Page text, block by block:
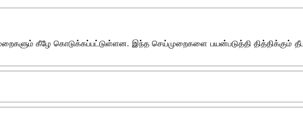
கீழே கொடுக்கப்பட்டுள்ளன. இந்த செய்முறைகளை பயன்படுத்தி தித்திக்கும்